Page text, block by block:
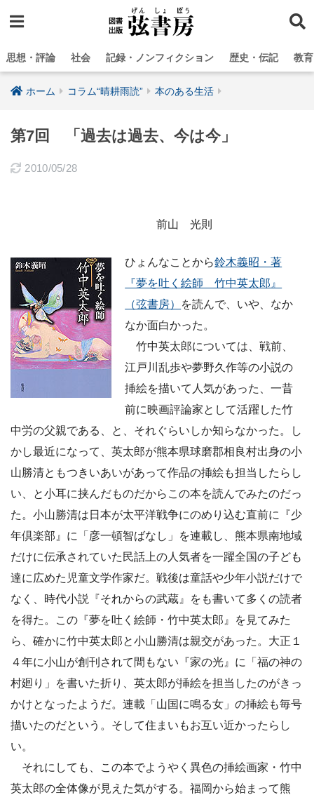
思想・評論 社会 記録・ノンフィクション 歴史・伝記 教
ホーム コラム“晴耕雨読” 本のある生活
第7回 「過去は過去、今は今」
2010/05/28
前山 光則
ひょんなことから鈴木義昭・著
『夢を吐く絵師 竹中英太郎』
（弦書房）
を読んで、いや、なか
なか面白かった。
竹中英太郎については、戦前、
江戸川乱歩や夢野久作等の小説の
挿絵を描いて人気があった、一昔
前に映画評論家として活躍した竹
中労の父親である、と、それぐらいしか知らなかった。し
かし最近になって、英太郎が熊本県球磨郡相良村出身の小
山勝清ともつきいあいがあって作品の挿絵も担当したらし
い、と小耳に挟んだものだからこの本を読んでみたのだっ
た。小山勝清は日本が太平洋戦争にのめり込む直前に『少
年倶楽部』に「彦一頓智ばなし」を連載し、熊本県南地域
だけに伝承されていた民話上の人気者を一躍全国の子ども
達に広めた児童文学作家だ。戦後は童話や少年小説だけで
なく、時代小説『それからの武蔵』をも書いて多くの読者
を得た。この『夢を吐く絵師・竹中英太郎』を見てみた
ら、確かに竹中英太郎と小山勝清は親交があった。大正１
４年に小山が創刊されて間もない『家の光』に「福の神の
村廻り」を書いた折り、英太郎が挿絵を担当したのがきっ
かけとなったようだ。連載「山国に鳴る女」の挿絵も毎号
描いたのだという。そして住まいもお互い近かったらし
い。
それにしても、この本でようやく異色の挿絵画家・竹中
英太郎の全体像が見えた気がする。福岡から始まって熊